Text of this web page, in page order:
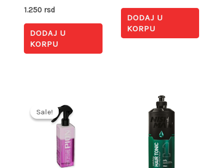
1.250 rsd
DODAJ U
KORPU
DODAJ U
KORPU
Sale!
Sale!
cena
je
bila:
1.100 rsd.